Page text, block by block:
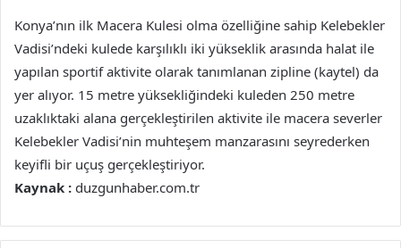
Konya’nın ilk Macera Kulesi olma özelliğine sahip Kelebekler
Vadisi’ndeki kulede karşılıklı iki yükseklik arasında halat ile
yapılan sportif aktivite olarak tanımlanan zipline (kaytel) da
yer alıyor. 15 metre yüksekliğindeki kuleden 250 metre
uzaklıktaki alana gerçekleştirilen aktivite ile macera severler
Kelebekler Vadisi’nin muhteşem manzarasını seyrederken
keyifli bir uçuş gerçekleştiriyor.
Kaynak : duzgunhaber.com.tr